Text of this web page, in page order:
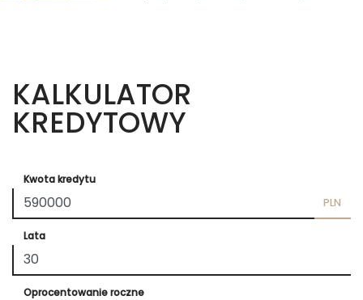
KALKULATOR
KREDYTOWY
Kwota kredytu
PLN
Lata
Oprocentowanie roczne